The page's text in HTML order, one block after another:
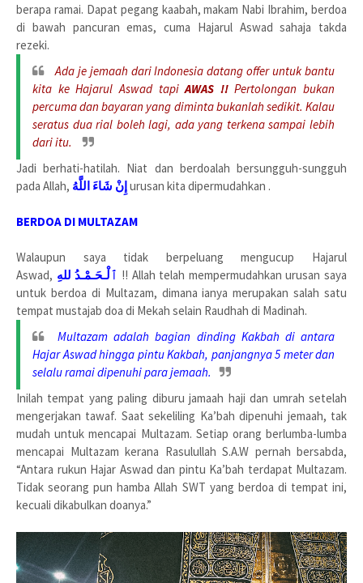
berapa ramai. Dapat pegang kaabah, makam Nabi Ibrahim, berdoa
di bawah pancuran emas, cuma Hajarul Aswad sahaja takda
rezeki.
Ada je jemaah dari Indonesia datang offer untuk bantu
kita ke Hajarul Aswad tapiAWAS !!Pertolongan bukan
percuma dan bayaran yang diminta bukanlah sedikit. Kalau
seratus dua rial boleh lagi, ada yang terkena sampai lebih
dari itu.
Jadi berhati-hatilah. Niat dan berdoalah bersungguh-sungguh
pada Allah,
urusan kita dipermudahkan .
BERDOA DI MULTAZAM
Walaupun saya tidak berpeluang mengucup Hajarul
Aswad,
!! Allah telah mempermudahkan urusan saya
untuk berdoa di Multazam, dimana ianya merupakan salah satu
tempat mustajab doa di Mekah selain Raudhah di Madinah.
Multazam adalah bagian dinding Kakbah di antara
Hajar Aswad hingga pintu Kakbah, panjangnya 5 meter dan
selalu ramai dipenuhi para jemaah.
Inilah tempat yang paling diburu jamaah haji dan umrah setelah
mengerjakan tawaf. Saat sekeliling Ka’bah dipenuhi jemaah, tak
mudah untuk mencapai Multazam. Setiap orang berlumba-lumba
mencapai Multazam kerana Rasulullah S.A.W pernah bersabda,
“Antara rukun Hajar Aswad dan pintu Ka’bah terdapat Multazam.
Tidak seorang pun hamba Allah SWT yang berdoa di tempat ini,
kecuali dikabulkan doanya.”